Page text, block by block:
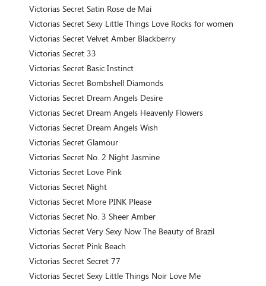
Victorias Secret Satin Rose de Mai
Victorias Secret Sexy Little Things Love Rocks for women
Victorias Secret Velvet Amber Blackberry
Victorias Secret 33
Victorias Secret Basic Instinct
Victorias Secret Bombshell Diamonds
Victorias Secret Dream Angels Desire
Victorias Secret Dream Angels Heavenly Flowers
Victorias Secret Dream Angels Wish
Victorias Secret Glamour
Victorias Secret No. 2 Night Jasmine
Victorias Secret Love Pink
Victorias Secret Night
Victorias Secret More PINK Please
Victorias Secret No. 3 Sheer Amber
Victorias Secret Very Sexy Now The Beauty of Brazil
Victorias Secret Pink Beach
Victorias Secret Secret 77
Victorias Secret Sexy Little Things Noir Love Me